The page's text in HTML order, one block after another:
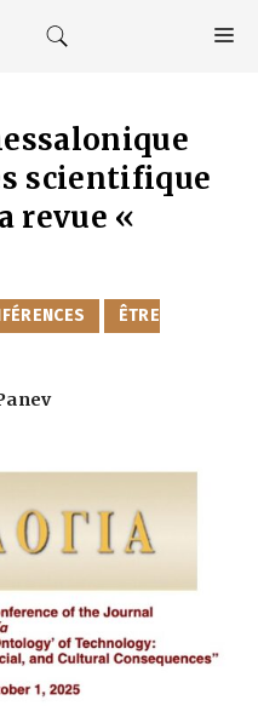
scientifique
revue «
ÊTRE